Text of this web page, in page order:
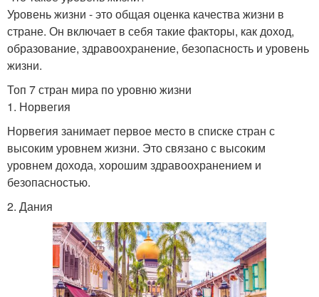
Уровень жизни - это общая оценка качества жизни в
стране. Он включает в себя такие факторы, как доход,
образование, здравоохранение, безопасность и уровень
жизни.
Топ 7 стран мира по уровню жизни
1. Норвегия
Норвегия занимает первое место в списке стран с
высоким уровнем жизни. Это связано с высоким
уровнем дохода, хорошим здравоохранением и
безопасностью.
2. Дания